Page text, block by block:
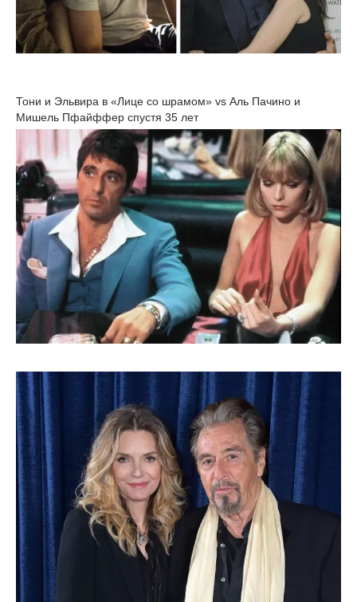
Тони и Эльвира в «Лице со шрамом» vs Аль Пачино и
Мишель Пфайффер спустя 35 лет